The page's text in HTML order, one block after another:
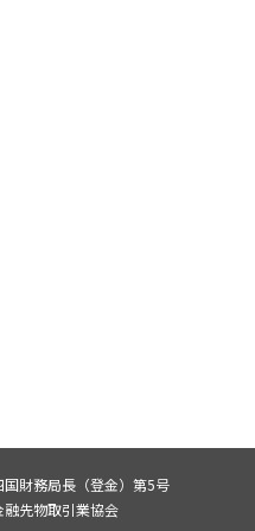
財務局長（登金）第5号
先物取引業協会